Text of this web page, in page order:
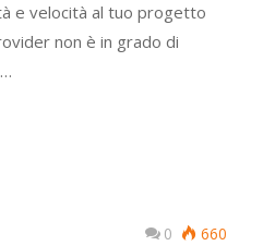
e velocità al tuo progetto
non è in grado di
0 660